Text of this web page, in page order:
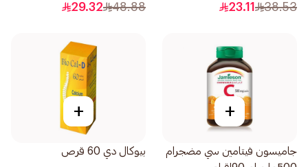
38.53
23.11
48.88
29.32
+
جاميسون فيتامين سي مضجرام
+
بيوكال دي 60 قرص